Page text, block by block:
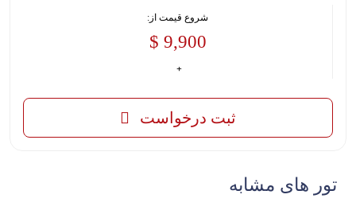
شروع قیمت از:
9,900 $
ثبت درخواست
تور های مشابه